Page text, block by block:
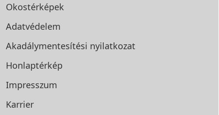
Okostérképek
Adatvédelem
Akadálymentesítési nyilatkozat
Honlaptérkép
Impresszum
Karrier